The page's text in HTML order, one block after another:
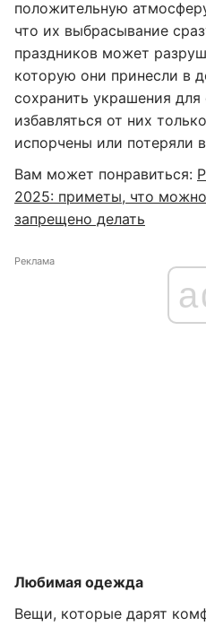
положительную
что их выбрасывание
праздников может
которую они принесли в
сохранить украшения
избавляться от них
испорчены или потеряли
Вам может понравиться:
2025: приметы, что
запрещено делать
Реклама
Любимая одежда
Вещи, которые дарят